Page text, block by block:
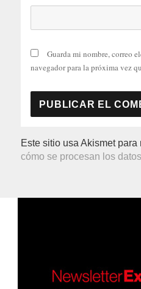
Guarda mi nombre, correo
navegador para la próxima vez
Este sitio usa Akismet
cómo se procesan los